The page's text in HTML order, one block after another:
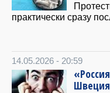
практически сразу
14.05.2026 - 20:59